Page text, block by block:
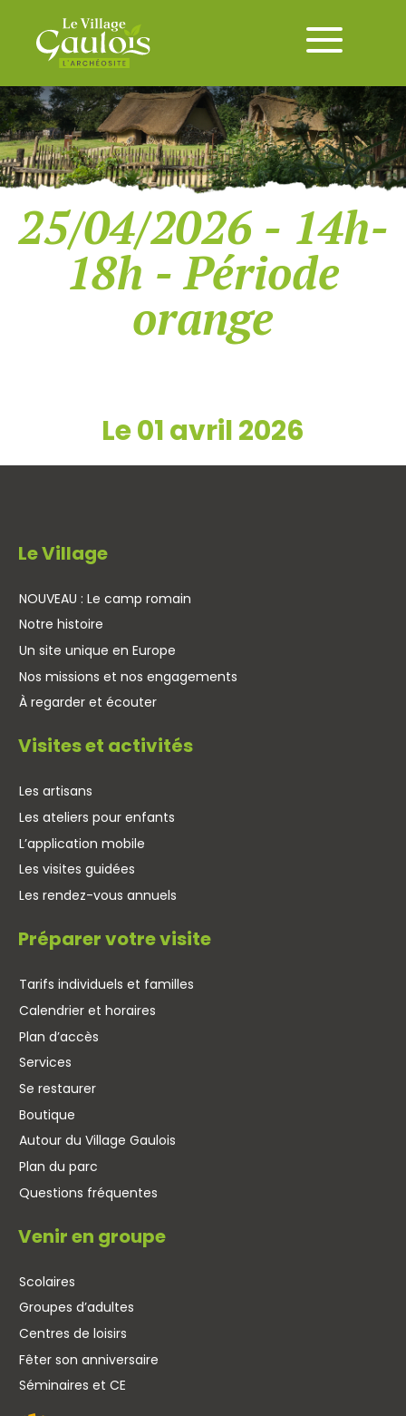
25/04/2026 - 14h-
18h - Période
orange
Le 01 avril 2026
Le Village
NOUVEAU : Le camp romain
Notre histoire
Un site unique en Europe
Nos missions et nos engagements
À regarder et écouter
Visites et activités
Les artisans
Les ateliers pour enfants
L’application mobile
Les visites guidées
Les rendez-vous annuels
Préparer votre visite
Tarifs individuels et familles
Calendrier et horaires
Plan d’accès
Services
Se restaurer
Boutique
Autour du Village Gaulois
Plan du parc
Questions fréquentes
Venir en groupe
Scolaires
Groupes d’adultes
Centres de loisirs
Fêter son anniversaire
Séminaires et CE